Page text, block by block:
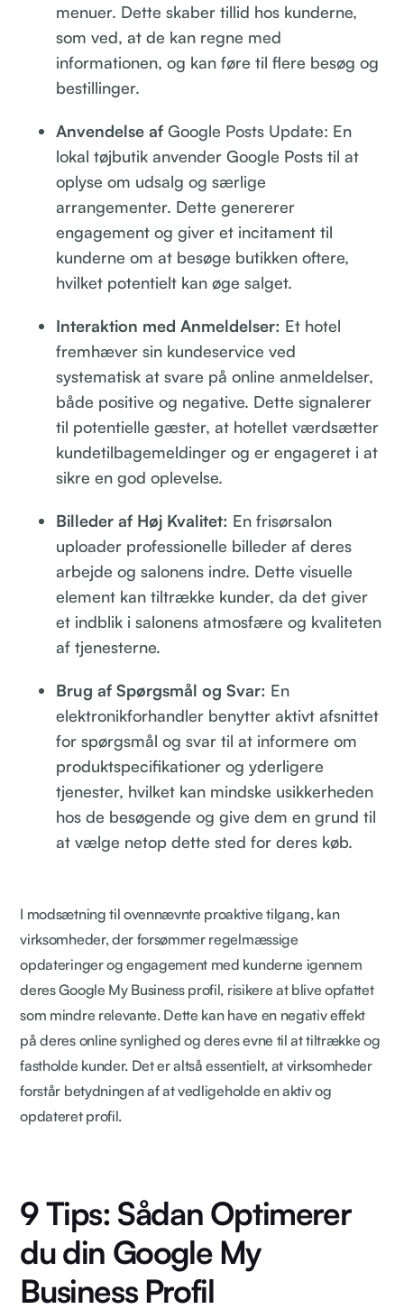
menuer. Dette skaber tillid hos kunderne,
som ved, at de kan regne med
informationen, og kan føre til flere besøg og
bestillinger.
Anvendelse afGoogle Posts Update: En
lokal tøjbutik anvender Google Posts til at
oplyse om udsalg og særlige
arrangementer. Dette genererer
engagement og giver et incitament til
kunderne om at besøge butikken oftere,
hvilket potentielt kan øge salget.
Interaktion med Anmeldelser: Et hotel
fremhæver sin kundeservice ved
systematisk at svare på online anmeldelser,
både positive og negative. Dette signalerer
til potentielle gæster, at hotellet værdsætter
kundetilbagemeldinger og er engageret i at
sikre en god oplevelse.
Billeder af Høj Kvalitet: En frisørsalon
uploader professionelle billeder af deres
arbejde og salonens indre. Dette visuelle
element kan tiltrække kunder, da det giver
et indblik i salonens atmosfære og kvaliteten
af tjenesterne.
Brug af Spørgsmål og Svar: En
elektronikforhandler benytter aktivt afsnittet
for spørgsmål og svar til at informere om
produktspecifikationer og yderligere
tjenester, hvilket kan mindske usikkerheden
hos de besøgende og give dem en grund til
at vælge netop dette sted for deres køb.
I modsætning til ovennævnte proaktive tilgang, kan
virksomheder, der forsømmer regelmæssige
opdateringer og engagement med kunderne igennem
deres Google My Business profil, risikere at blive opfattet
som mindre relevante. Dette kan have en negativ effekt
på deres online synlighed og deres evne til at tiltrække og
fastholde kunder. Det er altså essentielt, at virksomheder
forstår betydningen af at vedligeholde en aktiv og
opdateret profil.
9 Tips: Sådan Optimerer
du din Google My
Business Profil